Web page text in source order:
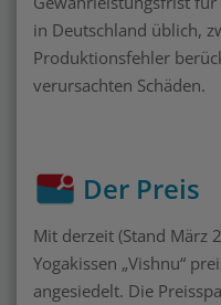
in Deutschland üblich,
Produktionsfehler
verursachten Schäden.
Der Preis
Mit derzeit (Stand März
Yogakissen „Vishnu“
angesiedelt. Die